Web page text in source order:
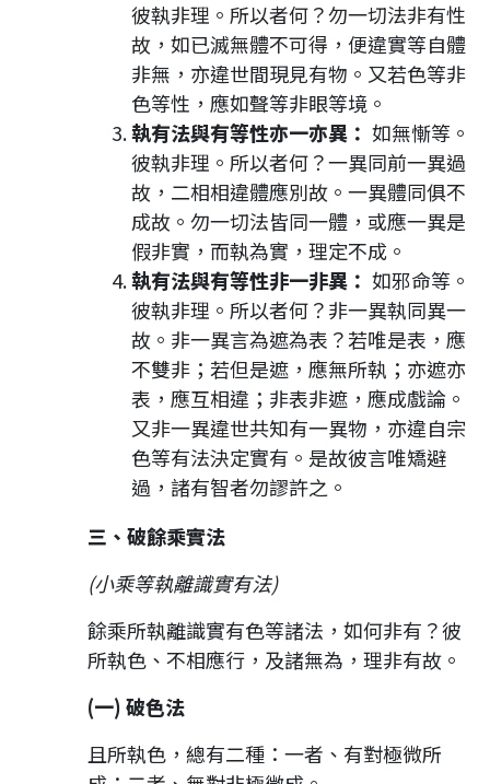
彼執非理。所以者何？勿一切法非有性
故，如已滅無體不可得，便違實等自體
非無，亦違世間現見有物。又若色等非
色等性，應如聲等非眼等境。
執有法與有等性亦一亦異： 如無慚等。
彼執非理。所以者何？一異同前一異過
故，二相相違體應別故。一異體同俱不
成故。勿一切法皆同一體，或應一異是
假非實，而執為實，理定不成。
執有法與有等性非一非異： 如邪命等。
彼執非理。所以者何？非一異執同異一
故。非一異言為遮為表？若唯是表，應
不雙非；若但是遮，應無所執；亦遮亦
表，應互相違；非表非遮，應成戲論。
又非一異違世共知有一異物，亦違自宗
色等有法決定實有。是故彼言唯矯避
過，諸有智者勿謬許之。
三、破餘乘實法
(小乘等執離識實有法)
餘乘所執離識實有色等諸法，如何非有？彼
所執色、不相應行，及諸無為，理非有故。
(一) 破色法
且所執色，總有二種：一者、有對極微所